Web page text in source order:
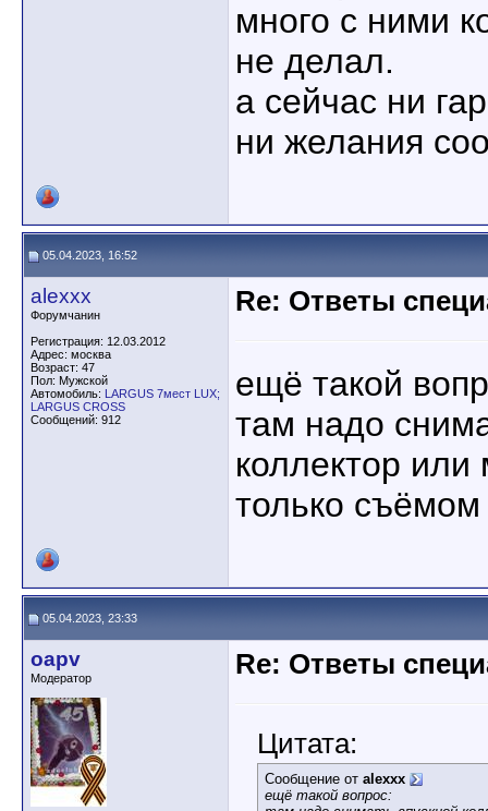
много с ними
не делал.
а сейчас ни
ни желания
05.04.2023, 16:52
alexxx
Форумчанин
Регистрация: 12.03.2012
Адрес: москва
Возраст: 47
Пол: Мужской
Автомобиль: LARGUS 7мест LUX;
LARGUS CROSS
Сообщений: 912
Re: Ответы
ещё такой
там надо
коллектор
только съёмом
05.04.2023, 23:33
oapv
Модератор Re: Ответы
Цитата:
Сообщение от alexxx
ещё такой вопрос: